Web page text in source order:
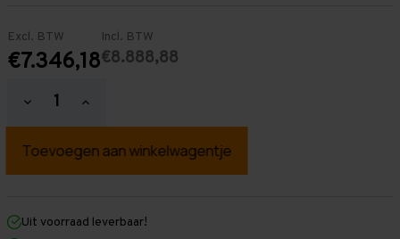
Excl. BTW
€7.346,18
Incl. BTW
€8.888,88
Hoeveelheid
verlagen
Palletstelling
mm
mm
Hoeveelheid
verhogen
Palletstelling
mm
mm
Uit voorraad leverbaar!